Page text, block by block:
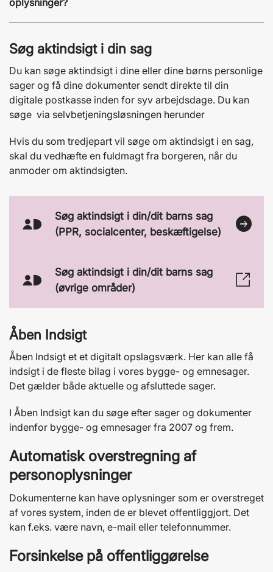
oplysninger?
Søg aktindsigt i din sag
Du kan søge aktindsigt i dine eller dine børns personlige
sager og få dine dokumenter sendt direkte til din
digitale postkasse inden for syv arbejdsdage. Du kan
søge via selvbetjeningsløsningen herunder
Hvis du som tredjepart vil søge om aktindsigt i en sag,
skal du vedhæfte en fuldmagt fra borgeren, når du
anmoder om aktindsigten.
Søg aktindsigt i din/dit barns sag
(PPR, socialcenter, beskæftigelse)
MitId
Ikon
Søg aktindsigt i din/dit barns sag
(øvrige områder)
Åben Indsigt
Åben Indsigt et et digitalt opslagsværk. Her kan alle få
indsigt i de fleste bilag i vores bygge- og emnesager.
Det gælder både aktuelle og afsluttede sager.
I Åben Indsigt kan du søge efter sager og dokumenter
indenfor bygge- og emnesager fra 2007 og frem.
Automatisk overstregning af
personoplysninger
Dokumenterne kan have oplysninger som er overstreget
af vores system, inden de er blevet offentliggjort. Det
kan f.eks. være navn, e-mail eller telefonnummer.
Forsinkelse på offentliggørelse